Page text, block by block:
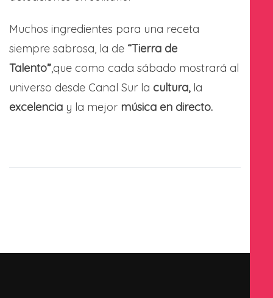
Muchos ingredientes para una receta
siempre sabrosa, la de “Tierra de
Talento”,que como cada sábado mostrará al
universo desde Canal Sur la cultura, la
excelencia y la mejor música en directo.